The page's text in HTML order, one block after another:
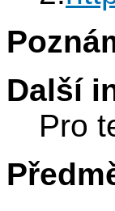
Další
Pro